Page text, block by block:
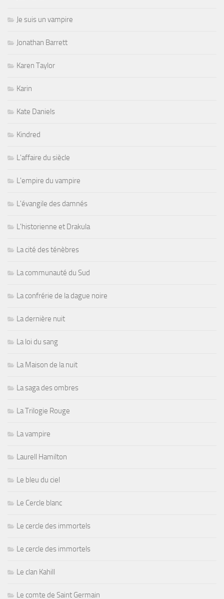
Je suis un vampire
Jonathan Barrett
Karen Taylor
Karin
Kate Daniels
Kindred
L'affaire du siècle
L'empire du vampire
L'évangile des damnés
L'historienne et Drakula
La cité des ténèbres
La communauté du Sud
La confrérie de la dague noire
La dernière nuit
La loi du sang
La Maison de la nuit
La saga des ombres
La Trilogie Rouge
La vampire
Laurell Hamilton
Le bleu du ciel
Le Cercle blanc
Le cercle des immortels
Le cercle des immortels
Le clan Kahill
Le comte de Saint Germain